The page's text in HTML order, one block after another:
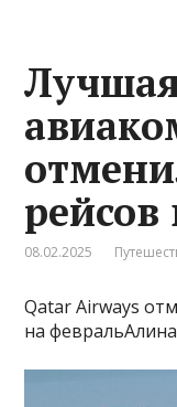
08.02.2025
Qatar Airways
на